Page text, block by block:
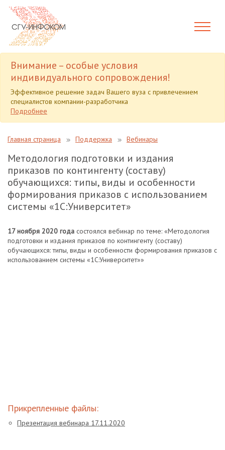
Внимание – особые условия
индивидуального сопровождения!
Эффективное решение задач Вашего вуза с привлечением
специалистов компании-разработчика
Подробнее
Главная страница Поддержка Вебинары
Методология подготовки и издания
приказов по контингенту (составу)
обучающихся: типы, виды и особенности
формирования приказов с использованием
системы «1С:Университет»
17 ноября 2020 года состоялся вебинар по теме: «Методология
подготовки и издания приказов по контингенту (составу)
обучающихся: типы, виды и особенности формирования приказов с
использованием системы «1С:Университет»»
Прикрепленные файлы:
Презентация вебинара 17.11.2020